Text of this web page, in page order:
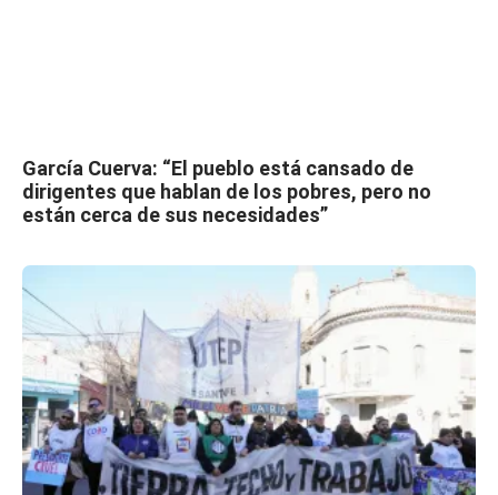
García Cuerva: “El pueblo está cansado de
dirigentes que hablan de los pobres, pero no
están cerca de sus necesidades”